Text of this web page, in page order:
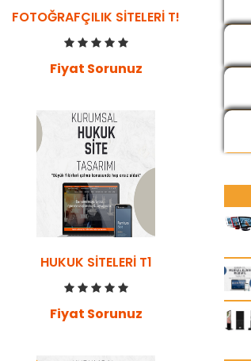
FOTOĞRAFÇILIK SITELERI T!
Fiyat Sorunuz
HUKUK SITELERI T1
Fiyat Sorunuz